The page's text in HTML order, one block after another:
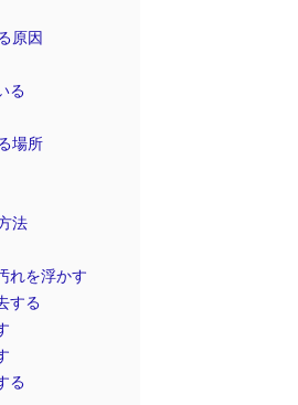
原因
る
場所
法
れを浮かす
する
る